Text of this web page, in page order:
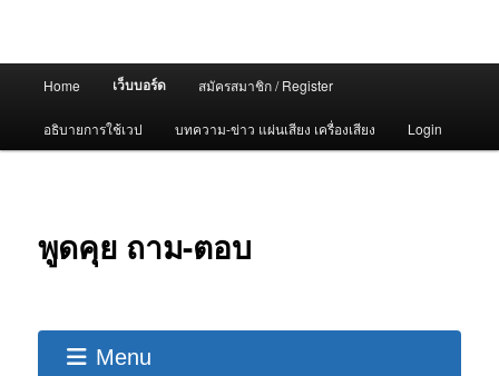
Home เว็บบอร์ด สมัครสมาชิก / Register
อธิบายการใช้เวป บทความ-ข่าว แผ่นเสียง เครื่องเสียง Login
พูดคุย ถาม-ตอบ
Menu